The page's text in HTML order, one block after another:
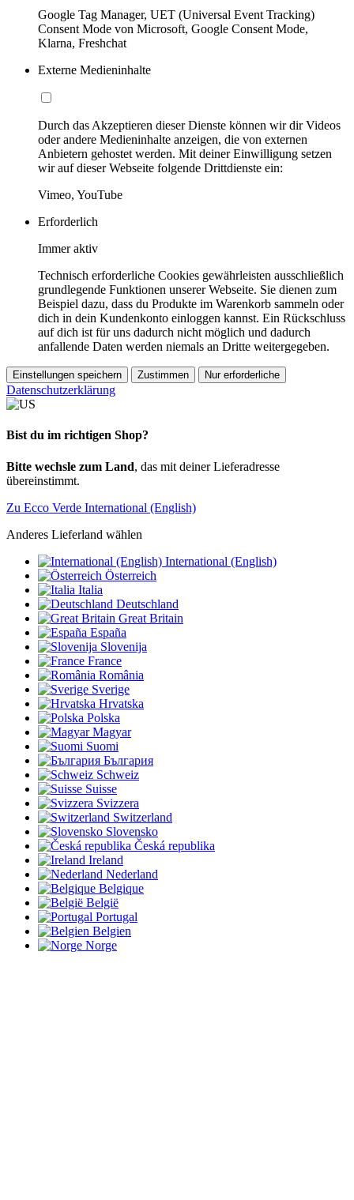
Google Tag Manager, UET (Universal Event Tracking)
Consent Mode von Microsoft, Google Consent Mode,
Klarna, Freshchat
Externe Medieninhalte
Durch das Akzeptieren dieser Dienste können wir dir Videos
oder andere Medieninhalte anzeigen, die von externen
Anbietern gehostet werden. Mit deiner Einwilligung setzen
wir auf dieser Webseite folgende Drittdienste ein:
Vimeo, YouTube
Erforderlich
Immer aktiv
Technisch erforderliche Cookies gewährleisten ausschließlich
grundlegende Funktionen unserer Webseite. Sie dienen zum
Beispiel dazu, dass du Produkte im Warenkorb sammeln oder
dich in dein Kundenkonto einloggen kannst. Ein Rückschluss
auf dich ist für uns dadurch nicht möglich und dadurch
anfallende Daten werden niemals an Dritte weitergegeben.
Einstellungen speichern Zustimmen Nur erforderliche
Datenschutzerklärung
Bist du im richtigen Shop?
Bitte wechsle zum Land, das mit deiner Lieferadresse
übereinstimmt.
Zu Ecco Verde International (English)
Anderes Lieferland wählen
International (English)
Österreich
Italia
Deutschland
Great Britain
España
Slovenija
France
România
Sverige
Hrvatska
Polska
Magyar
Suomi
България
Schweiz
Suisse
Svizzera
Switzerland
Slovensko
Česká republika
Ireland
Nederland
Belgique
België
Portugal
Belgien
Norge